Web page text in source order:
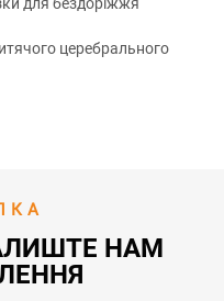
церебрального
НАМ